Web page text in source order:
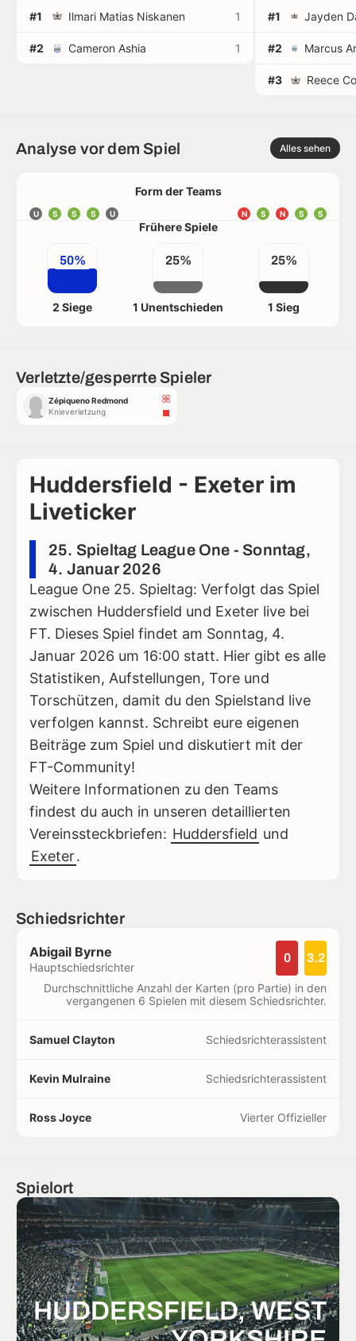
#1 Ilmari Matias Niskanen 1
#2 Cameron Ashia 1
#1
#2
#3 Reece
Analyse vor dem Spiel Alles sehen
Form der Teams
U S S S U S
S
N
S
N
Frühere Spiele
50%
2 Siege
25%
1 Unentschieden
25%
1 Sieg
Verletzte/gesperrte Spieler
Zépiqueno Redmond
Knieverletzung
Huddersfield - Exeter im
Liveticker
25. Spieltag League One - Sonntag,
4. Januar 2026
League One 25. Spieltag: Verfolgt das Spiel
zwischen Huddersfield und Exeter live bei
FT. Dieses Spiel findet am Sonntag, 4.
Januar 2026 um 16:00 statt. Hier gibt es alle
Statistiken, Aufstellungen, Tore und
Torschützen, damit du den Spielstand live
verfolgen kannst. Schreibt eure eigenen
Beiträge zum Spiel und diskutiert mit der
FT-Community!
Weitere Informationen zu den Teams
findest du auch in unseren detaillierten
Vereinssteckbriefen: Huddersfield und
Exeter.
Schiedsrichter
Abigail Byrne
Hauptschiedsrichter
0 3.2
Durchschnittliche Anzahl der Karten (pro Partie) in den
vergangenen 6 Spielen mit diesem Schiedsrichter.
Samuel Clayton Schiedsrichterassistent
Kevin Mulraine Schiedsrichterassistent
Ross Joyce Vierter Offizieller
Spielort
HUDDERSFIELD, WEST